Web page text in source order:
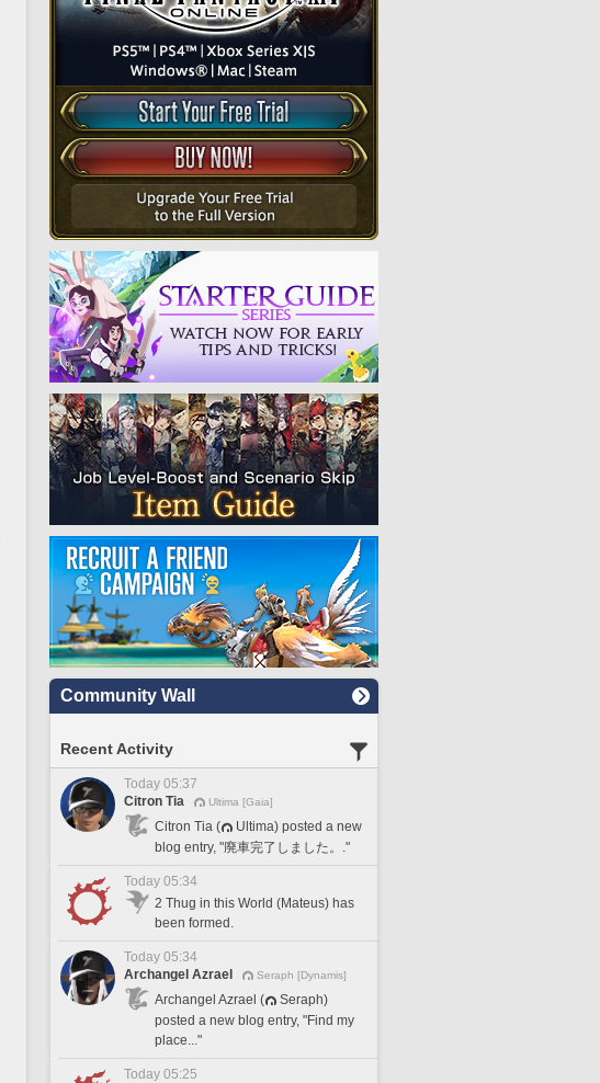
Community Wall
Recent Activity
Today 05:37
Citron Tia
Ultima [Gaia]
Citron Tia (
Ultima) posted a new
blog entry, "廃車完了しました。."
Today 05:34
2 Thug in this World (Mateus) has
been formed.
Today 05:34
Archangel Azrael
Seraph [Dynamis]
Archangel Azrael (
Seraph)
posted a new blog entry, "Find my
place..."
Today 05:25